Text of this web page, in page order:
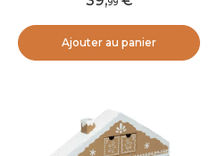
Ajouter au panier